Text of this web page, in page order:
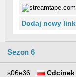
Dodaj nowy link
Sezon 6
s06e36 Odcinek